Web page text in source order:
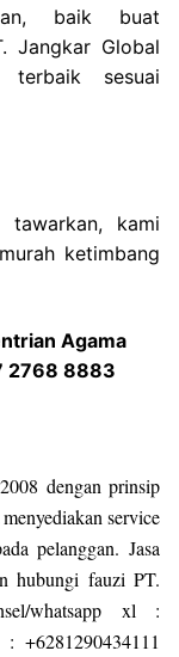
baik buat
Jangkar Global
terbaik sesuai
kami
ketimbang
Agama
2768 8883
dengan prinsip
service
pelanggan. Jasa
hubungi fauzi PT.
whatsapp xl :
+6281290434111